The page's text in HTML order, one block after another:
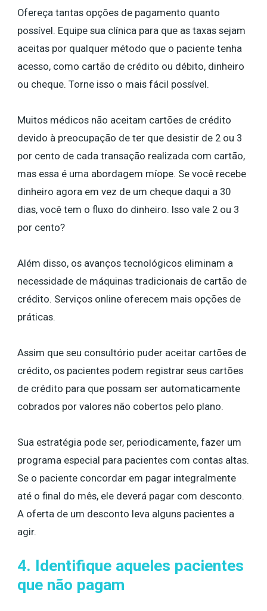
Ofereça tantas opções de pagamento quanto
possível. Equipe sua clínica para que as taxas sejam
aceitas por qualquer método que o paciente tenha
acesso, como cartão de crédito ou débito, dinheiro
ou cheque. Torne isso o mais fácil possível.
Muitos médicos não aceitam cartões de crédito
devido à preocupação de ter que desistir de 2 ou 3
por cento de cada transação realizada com cartão,
mas essa é uma abordagem míope. Se você recebe
dinheiro agora em vez de um cheque daqui a 30
dias, você tem o fluxo do dinheiro. Isso vale 2 ou 3
por cento?
Além disso, os avanços tecnológicos eliminam a
necessidade de máquinas tradicionais de cartão de
crédito. Serviços online oferecem mais opções de
práticas.
Assim que seu consultório puder aceitar cartões de
crédito, os pacientes podem registrar seus cartões
de crédito para que possam ser automaticamente
cobrados por valores não cobertos pelo plano.
Sua estratégia pode ser, periodicamente, fazer um
programa especial para pacientes com contas altas.
Se o paciente concordar em pagar integralmente
até o final do mês, ele deverá pagar com desconto.
A oferta de um desconto leva alguns pacientes a
agir.
4. Identifique aqueles pacientes
que não pagam